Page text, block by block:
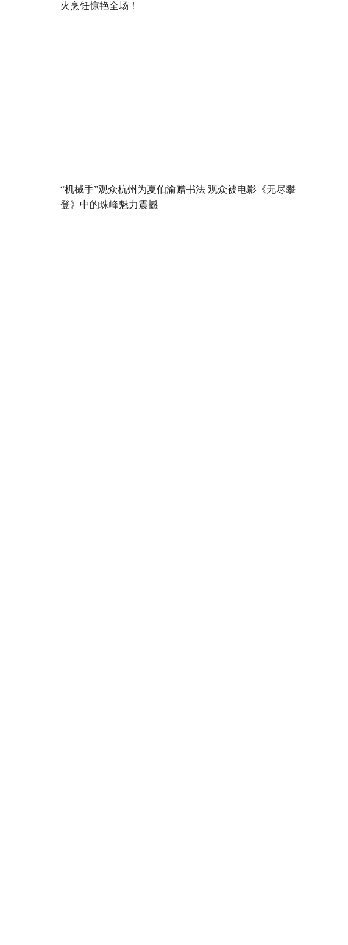
火烹饪惊艳全场！
“机械手”观众杭州为夏伯渝赠书法 观众被电影《无尽攀
登》中的珠峰魅力震撼